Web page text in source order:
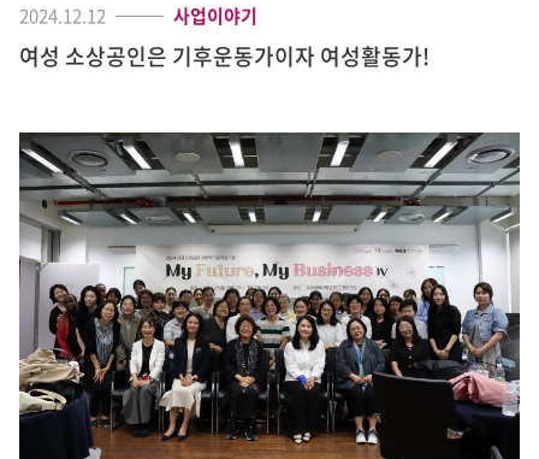
2024.12.12 사업이야기
여성 소상공인은 기후운동가이자 여성활동가!